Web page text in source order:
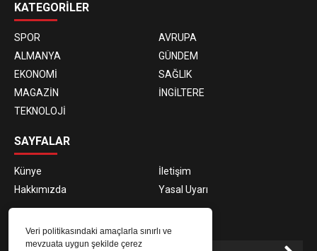
Veri politikasındaki amaçlarla sınırlı ve
mevzuata uygun şekilde çerez
KATEGORİLER
SPOR
AVRUPA
ALMANYA
GÜNDEM
EKONOMİ
SAĞLIK
MAGAZİN
İNGİLTERE
TEKNOLOJİ
SAYFALAR
Künye
İletişim
Hakkımızda
Yasal Uyarı